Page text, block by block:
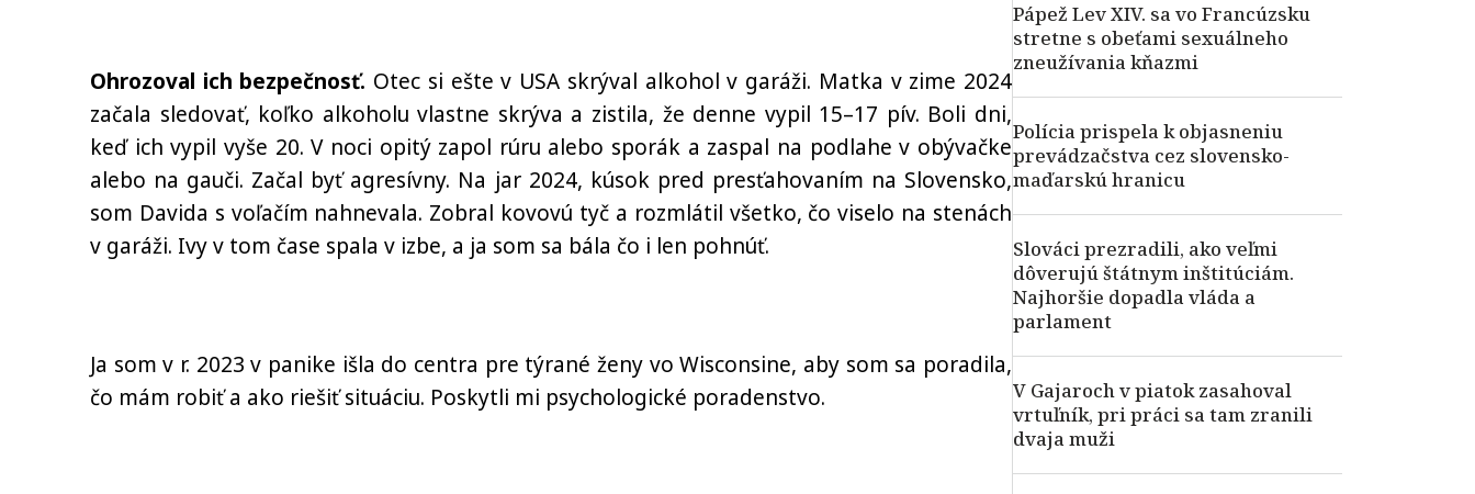
Ohrozoval ich bezpečnosť. Otec si ešte v USA skrýval alkohol v garáži. Matka v zime 2024
začala sledovať, koľko alkoholu vlastne skrýva a zistila, že denne vypil 15–17 pív. Boli dni,
keď ich vypil vyše 20. V noci opitý zapol rúru alebo sporák a zaspal na podlahe v obývačke
alebo na gauči. Začal byť agresívny. Na jar 2024, kúsok pred presťahovaním na Slovensko,
som Davida s voľačím nahnevala. Zobral kovovú tyč a rozmlátil všetko, čo viselo na stenách
v garáži. Ivy v tom čase spala v izbe, a ja som sa bála čo i len pohnúť.
Ja som v r. 2023 v panike išla do centra pre týrané ženy vo Wisconsine, aby som sa poradila,
čo mám robiť a ako riešiť situáciu. Poskytli mi psychologické poradenstvo.
Pápež Lev XIV. sa vo Francúzsku
stretne s obeťami sexuálneho
zneužívania kňazmi
Polícia prispela k objasneniu
prevádzačstva cez slovensko-
maďarskú hranicu
Slováci prezradili, ako veľmi
dôverujú štátnym inštitúciám.
Najhoršie dopadla vláda a
parlament
V Gajaroch v piatok zasahoval
vrtuľník, pri práci sa tam zranili
dvaja muži